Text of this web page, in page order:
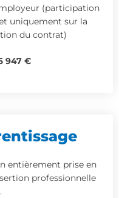
(participation
uniquement sur la
du contrat)
947€
entièrement prise en
professionnelle